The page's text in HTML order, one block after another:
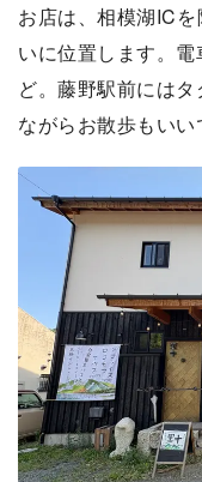
お店は、相模湖IC
いに位置します。
ど。藤野駅前には
ながらお散歩もいい